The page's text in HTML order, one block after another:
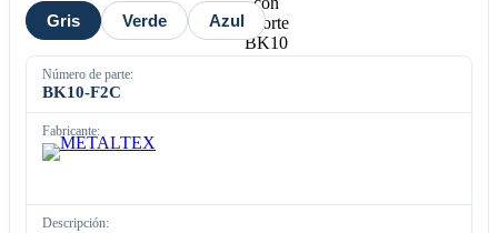
Gris Verde Azul
Número de parte:
BK10-F2C
Fabricante:
Descripción: